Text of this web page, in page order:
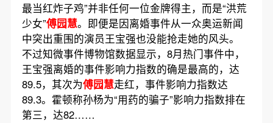
最当红炸子鸡”并非任何一位金牌得主，而是“洪荒
少女”傅园慧。即便是因离婚事件从一众奥运新闻
中突出重围的演员王宝强也没能抢走她的风头。
不过知微事件博物馆数据显示，8月热门事件中，
王宝强离婚的事件影响力指数的确是最高的，达
89.5，其次为傅园慧走红，事件影响力指数达
89.3。霍顿称孙杨为“用药的骗子”影响力指数排在
第三，达82……